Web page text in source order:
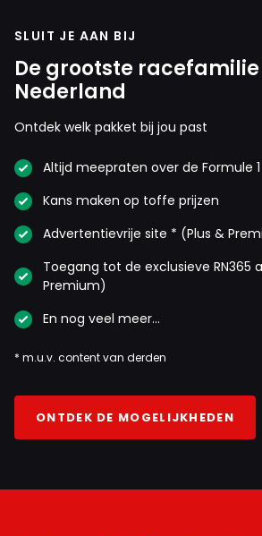
SLUIT JE AAN BIJ
De grootste
Nederland
Ontdek welk pakket bij jou past
Altijd meepraten over de Formule 1
Kans maken op toffe prijzen
Advertentievrije site * (Plus &
Toegang tot de exclusieve RN365
Premium)
En nog veel meer…
* m.u.v. content van derden
ONTDEK DE MOGELIJKHEDEN